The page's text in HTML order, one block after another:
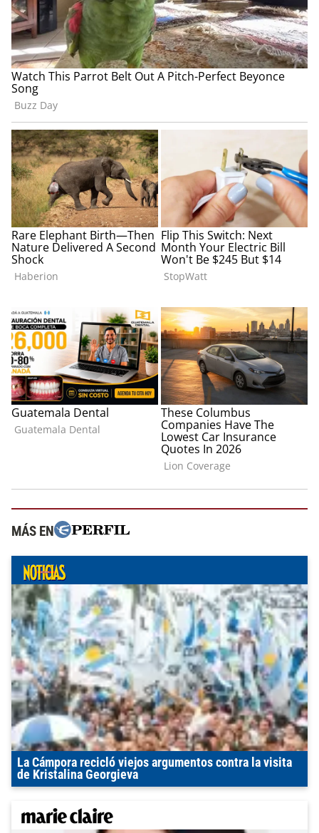
MÁS EN
La Cámpora recicló viejos argumentos contra la visita
de Kristalina Georgieva